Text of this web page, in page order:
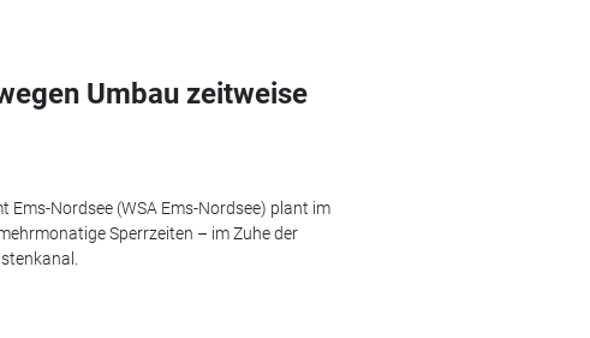
Umbau zeitweise
Nordsee (WSA Ems-Nordsee) plant im
Sperrzeiten – im Zuhe der